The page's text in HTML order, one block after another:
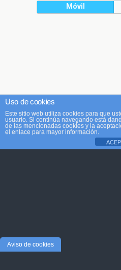
Móvil
Uso de cookies
Este sitio web utiliza cookies para que
usuario. Si continúa navegando está
de las mencionadas cookies y la
el enlace para mayor información.
Aviso de cookies